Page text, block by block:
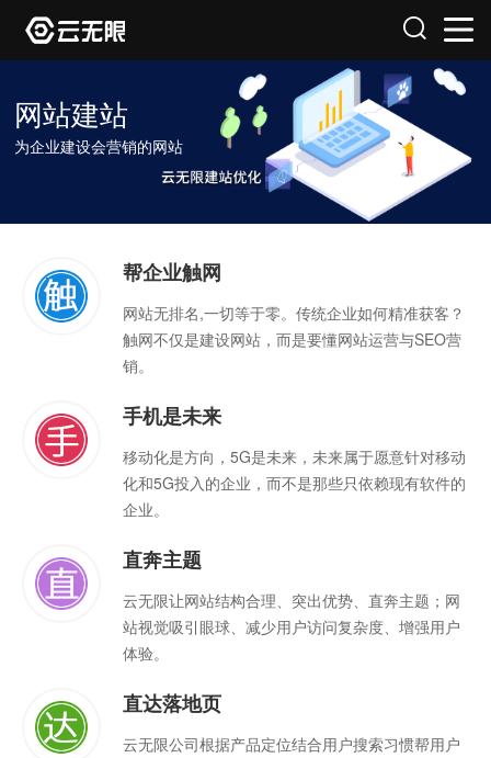
网站建站
为企业建设会营销的网站
帮企业触网
网站无排名,一切等于零。传统企业如何精准获客？
触网不仅是建设网站，而是要懂网站运营与SEO营
销。
手机是未来
移动化是方向，5G是未来，未来属于愿意针对移动
化和5G投入的企业，而不是那些只依赖现有软件的
企业。
直奔主题
云无限让网站结构合理、突出优势、直奔主题；网
站视觉吸引眼球、减少用户访问复杂度、增强用户
体验。
直达落地页
云无限公司根据产品定位结合用户搜索习惯帮用户